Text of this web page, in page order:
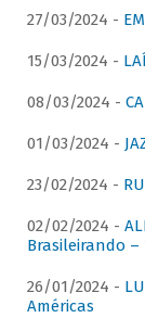
27/03/2024 -
15/03/2024 -
08/03/2024 -
01/03/2024 -
23/02/2024 -
02/02/2024 -
Brasileirando –
26/01/2024 -
Américas